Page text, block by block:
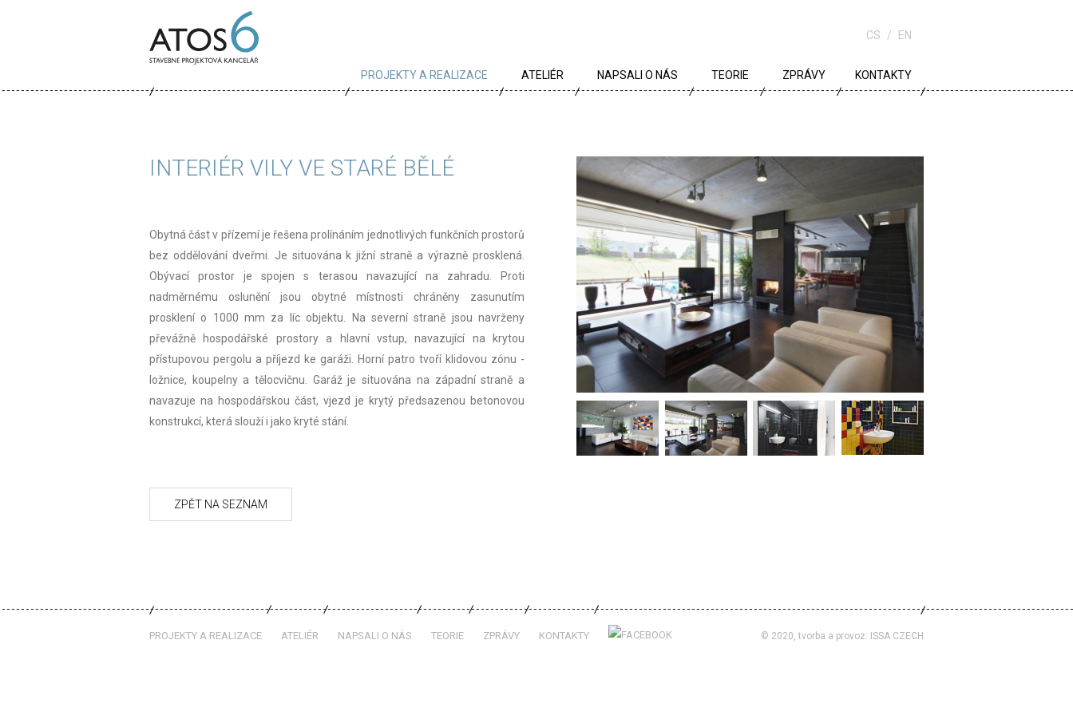
6
CS EN
PROJEKTY A REALIZACE
ARCHÍV
ATELIÉR
PARTNEŘI
NAPSALI O NÁS TEORIE
ŠKOLA
ZPRÁVY KONTAKTY
INTERIÉR VILY VE STARÉ BĚLÉ
Obytná část v přízemí je řešena prolínáním jednotlivých funkčních prostorů
bez oddělování dveřmi. Je situována k jižní straně a výrazně prosklená.
Obývací prostor je spojen s terasou navazující na zahradu. Proti
nadměrnému oslunění jsou obytné místnosti chráněny zasunutím
prosklení o 1000 mm za líc objektu. Na severní straně jsou navrženy
převážně hospodářské prostory a hlavní vstup, navazující na krytou
přístupovou pergolu a příjezd ke garáži. Horní patro tvoří klidovou zónu -
ložnice, koupelny a tělocvičnu. Garáž je situována na západní straně a
navazuje na hospodářskou část, vjezd je krytý předsazenou betonovou
konstrukcí, která slouží i jako kryté stání.
PROJEKTY A REALIZACE ATELIÉR NAPSALI O NÁS TEORIE ZPRÁVY KONTAKTY © 2020, tvorba a provoz: ISSA CZECH